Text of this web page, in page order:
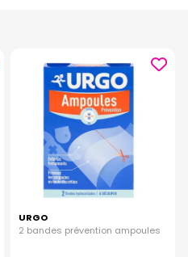
les ampoules, les traiter par
URGO
2 bandes prévention ampoules